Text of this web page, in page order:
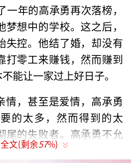
一年的高承勇再次落榜，
想中的学校。这之后，
失控。他结了婚，却没有
打零工来赚钱，然而赚到
能让一家过上好日子。
情，甚至是爱情，高承勇
的太多，然而得到的太
尾的失败者。高承勇不允
回自尊的方式就是杀人，
文(剩余57%)